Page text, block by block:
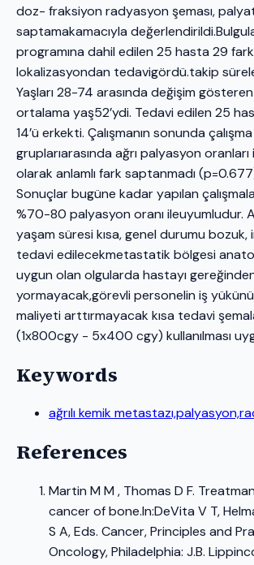
doz- fraksiyon radyasyon şeması,
saptamakamacıyla
programına dahil edilen 25 hasta 29
lokalizasyondan tedavigördü.takip
Yaşları 28-74 arasında değişim
ortalama yaş52’ydi. Tedavi edilen 25
14’ü erkekti. Çalışmanın sonunda çalışma
gruplarıarasında ağrı palyasyon
olarak anlamlı fark saptanmadı
Sonuçlar bugüne kadar yapılan
%70-80 palyasyon oranı ileuyumludur.
yaşam süresi kısa, genel durumu bozuk,
tedavi edilecekmetastatik bölgesi
uygun olan olgularda hastayı
yormayacak,görevli personelin iş
maliyeti arttırmayacak kısa tedavi
(1x800cgy - 5x400 cgy) kullanılması
Keywords
ağrılı kemik
References
Martin M M , Thomas D F.
cancer of bone.In:DeVita V T,
S A, Eds. Cancer, Principles and
Oncology, Philadelphia: J.B.